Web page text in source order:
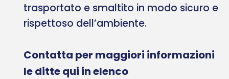
trasportato e smaltito in modo sicuro e
rispettoso dell’ambiente.
Contatta per maggiori informazioni
le ditte qui in elenco